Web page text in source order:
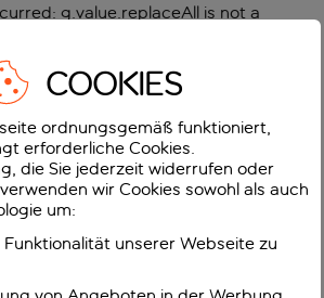
g.value.replaceAll is not a
COOKIES
ordnungsgemäß funktioniert,
erforderliche Cookies.
die Sie jederzeit widerrufen oder
wir Cookies sowohl als auch
um:
unserer Webseite zu